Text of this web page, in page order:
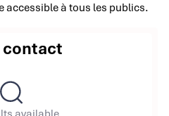
accessible à tous les publics.
contact